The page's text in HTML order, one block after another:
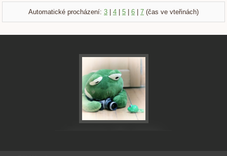
Automatické procházení: 3 4 5 6 7 (čas ve vteřinách)